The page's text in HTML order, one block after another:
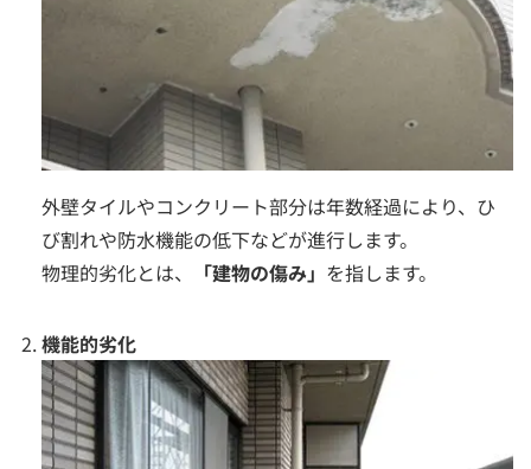
外壁タイルやコンクリート部分は年数経過により、ひ
び割れや防水機能の低下などが進行します。
物理的劣化とは、
「建物の傷み」 を指します。
機能的劣化